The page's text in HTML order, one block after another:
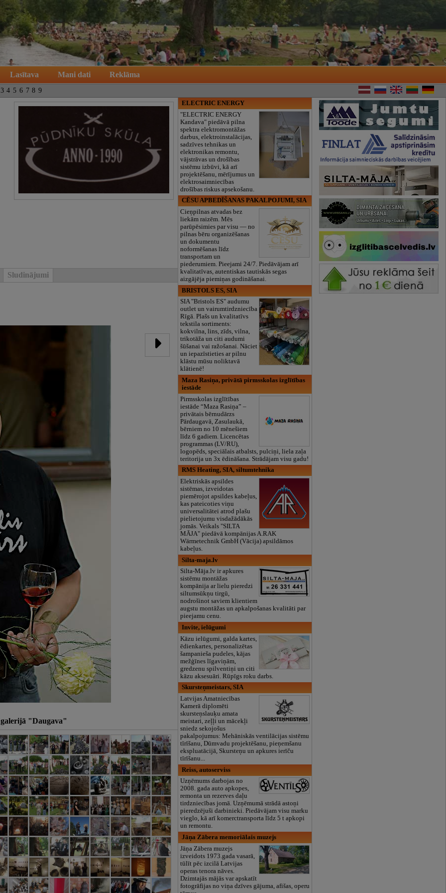
Lasītava Mani dati Reklāma
3 4 5 6 7 8 9
Sludinājumi
"Daugava"
ELECTRIC ENERGY
"ELECTRIC ENERGY
Kandava" piedāvā pilna
spektra elektromontāžas
darbus, elektroinstalācijas,
sadzīves tehnikas un
elektronikas remontu,
vājstrāvas un drošības
sistēmu izbūvi, kā arī
projektēšanu, mērījumus un
elektrosaimniecības
drošības riskus apsekošanu.
CĒSU APBEDĪŠANAS PAKALPOJUMI, SIA
Cieņpilnas atvadas bez
liekām raizēm. Mēs
parūpēsimies par visu — no
pilnas bēru organizēšanas
un dokumentu
noformēšanas līdz
transportam un
piederumiem. Pieejami 24/7. Piedāvājam arī
kvalitatīvas, autentiskas tautiskās segas
aizgājēja piemiņas godināšanai.
BRISTOLS ES, SIA
SIA "Bristols ES" audumu
outlet un vairumtirdzniecība
Rīgā. Plašs un kvalitatīvs
tekstila sortiments:
kokvilna, lins, zīds, vilna,
trikotāža un citi audumi
šūšanai vai ražošanai. Nāciet
un iepazīstieties ar pilnu
klāstu mūsu noliktavā
klātienē!
Maza Rasiņa, privātā pirmsskolas izglītības
iestāde
Pirmsskolas izglītības
iestāde “Maza Rasiņa” –
privātais bērnudārzs
Pārdaugavā, Zasulaukā,
bērniem no 10 mēnešiem
līdz 6 gadiem. Licencētas
programmas (LV/RU),
logopēds, speciālais atbalsts, pulciņi, liela zaļa
teritorija un 3x ēdināšana. Strādājam visu gadu!
RMS Heating, SIA, siltumtehnika
Elektriskās apsildes
sistēmas, izveidotas
piemērojot apsildes kabeļus,
kas pateicoties viņu
universalitātei atrod plašu
pielietojumu visdažādākās
jomās. Veikals "SILTA
MĀJA" piedāvā kompānijas A.RAK
Wärmetechnik GmbH (Vācija) apsildāmos
kabeļus.
Silta-maja.lv
Silta-Māja.lv ir apkures
sistēmu montāžas
kompānija ar lielu pieredzi
siltumsūkņu tirgū,
nodrošinot saviem klientiem
augstu montāžas un apkalpošanas kvalitāti par
pieejamu cenu.
Invite, ielūgumi
Kāzu ielūgumi, galda kartes,
ēdienkartes, personalizētas
šampanieša pudeles, kājas
mežģīnes līgaviņām,
gredzenu spilventiņi un citi
kāzu aksesuāri. Rūpīgs roku darbs.
Skursteņmeistars, SIA
Latvijas Amatniecības
Kamerā diplomēti
skursteņslauķu amata
meistari, zeļļi un mācekļi
sniedz sekojošus
pakalpojumus: Mehāniskās ventilācijas sistēmu
tīrīšanu, Dūmvadu projektēšanu, pieņemšanu
ekspluatācijā, Skursteņu un apkures ierīču
tīrīšanu...
Reiss, autoserviss
Uzņēmums darbojas no
2008. gada auto apkopes,
remonta un rezerves daļu
tirdzniecības jomā. Uzņēmumā strādā astoņi
pieredzējuši darbinieki. Piedāvājam visu marku
vieglo, kā arī komerctransporta līdz 5 t apkopi
un remontu.
Jāņa Zābera memoriālais muzejs
Jāņa Zābera muzejs
izveidots 1973.gada vasarā,
tūlīt pēc izcilā Latvijas
operas tenora nāves.
Dzimtajās mājās var apskatīt
fotogrāfijas no viņa dzīves gājuma, afišas, operu